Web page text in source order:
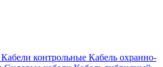
Кабели контрольные Кабель охранно-